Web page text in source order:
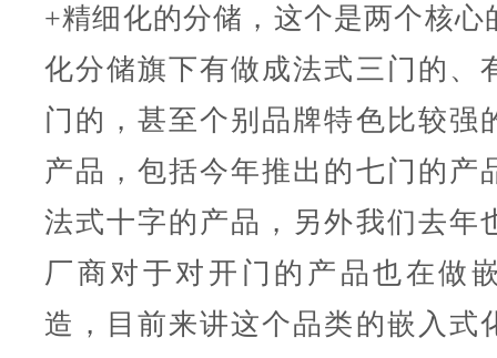
+精细化的分储，这个是两个核心
化分储旗下有做成法式三门的、
门的，甚至个别品牌特色比较强
产品，包括今年推出的七门的产
法式十字的产品，另外我们去年
厂商对于对开门的产品也在做
造，目前来讲这个品类的嵌入式